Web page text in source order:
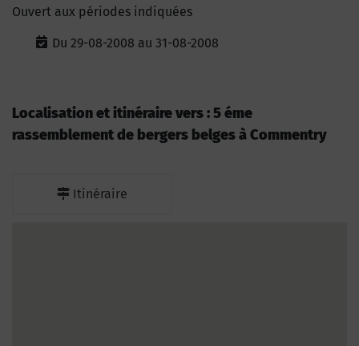
Ouvert aux périodes indiquées
Du 29-08-2008 au 31-08-2008
Localisation et itinéraire vers : 5 éme
rassemblement de bergers belges à Commentry
Itinéraire